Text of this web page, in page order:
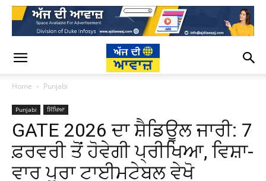
Home Punjabi
Punjabi ਸਿੱਖਿਆ
GATE 2026 ਦਾ ਸ਼ੈਡਿਊਲ ਜਾਰੀ: 7
ਫ਼ਰਵਰੀ ਤੋਂ ਹੋਵੇਗੀ ਪ੍ਰੀਖਿਆ, ਵਿਸ਼ਾ-
ਵਾਰ ਪੂਰਾ ਟਾਈਮਟੇਬਲ ਵੇਖੋ